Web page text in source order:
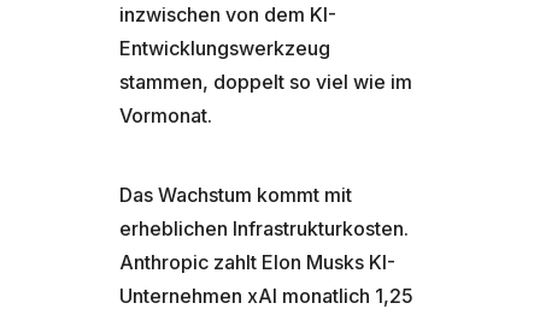
inzwischen von dem KI-
Entwicklungswerkzeug
stammen, doppelt so viel wie im
Vormonat.
Das Wachstum kommt mit
erheblichen Infrastrukturkosten.
Anthropic zahlt Elon Musks KI-
Unternehmen xAI monatlich 1,25